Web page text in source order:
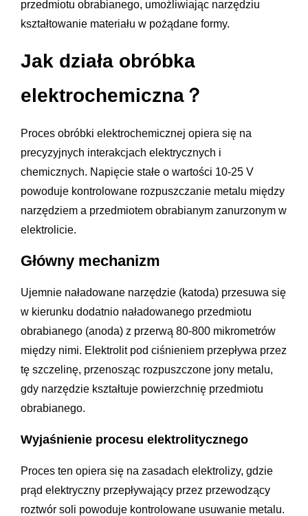
przedmiotu obrabianego, umożliwiając narzędziu
kształtowanie materiału w pożądane formy.
Jak działa obróbka
elektrochemiczna？
Proces obróbki elektrochemicznej opiera się na
precyzyjnych interakcjach elektrycznych i
chemicznych. Napięcie stałe o wartości 10-25 V
powoduje kontrolowane rozpuszczanie metalu między
narzędziem a przedmiotem obrabianym zanurzonym w
elektrolicie.
Główny mechanizm
Ujemnie naładowane narzędzie (katoda) przesuwa się
w kierunku dodatnio naładowanego przedmiotu
obrabianego (anoda) z przerwą 80-800 mikrometrów
między nimi. Elektrolit pod ciśnieniem przepływa przez
tę szczelinę, przenosząc rozpuszczone jony metalu,
gdy narzędzie kształtuje powierzchnię przedmiotu
obrabianego.
Wyjaśnienie procesu elektrolitycznego
Proces ten opiera się na zasadach elektrolizy, gdzie
prąd elektryczny przepływający przez przewodzący
roztwór soli powoduje kontrolowane usuwanie metalu.